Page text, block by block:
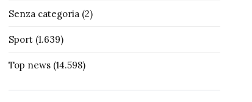
Senza categoria(2)
Sport(1.639)
Top news(14.598)